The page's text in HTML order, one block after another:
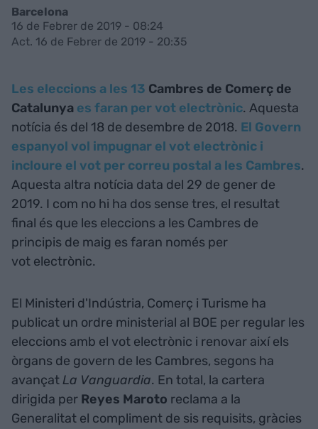
Barcelona
16 de Febrer de 2019 - 08:24
Act. 16 de Febrer de 2019 - 20:35
Les eleccions a les 13 Cambres de Comerç de
Catalunya es faran per vot electrònic. Aquesta
notícia és del 18 de desembre de 2018. El Govern
espanyol vol impugnar el vot electrònic i
incloure el vot per correu postal a les Cambres.
Aquesta altra notícia data del 29 de gener de
2019. I com no hi ha dos sense tres, el resultat
final és que les eleccions a les Cambres de
principis de maig es faran només per
vot electrònic.
El Ministeri d'Indústria, Comerç i Turisme ha
publicat un ordre ministerial al BOE per regular les
eleccions amb el vot electrònic i renovar així els
òrgans de govern de les Cambres, segons ha
avançatLa Vanguardia. En total, la cartera
dirigida per Reyes Maroto reclama a la
Generalitat el compliment de sis requisits, gràcies